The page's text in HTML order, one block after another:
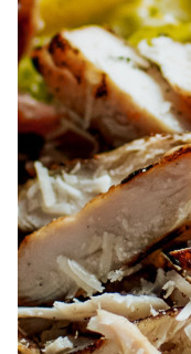
À PROPOS EMPLOIS
TRAITEUR ÉVÉNEMENTIEL
DONNER VOTRE OPINION